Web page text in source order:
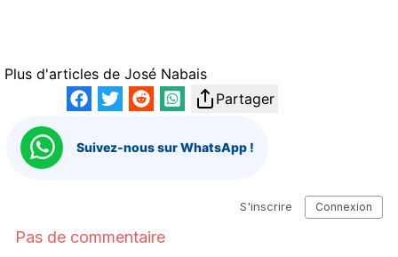
Plus d'articles de José Nabais
Partager
Suivez-nous sur WhatsApp !